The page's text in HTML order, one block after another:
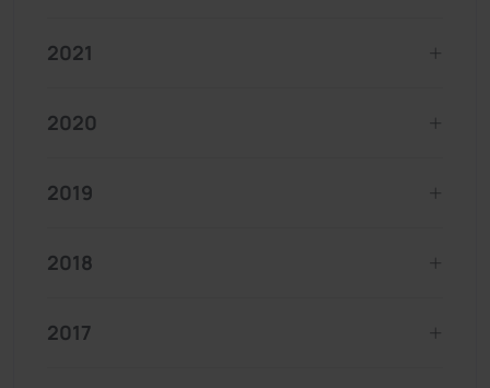
2021
2020
2019
2018
2017